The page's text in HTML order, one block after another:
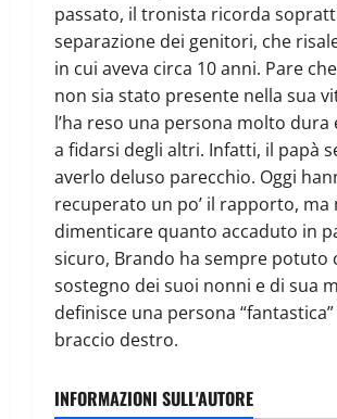
passato, il tronista ricorda
separazione dei genitori, che
in cui aveva circa 10 anni. Pare
non sia stato presente nella sua
l’ha reso una persona molto dura
a fidarsi degli altri. Infatti, il papà
averlo deluso parecchio. Oggi
recuperato un po’ il rapporto, ma
dimenticare quanto accaduto in
sicuro, Brando ha sempre potuto
sostegno dei suoi nonni e di sua
definisce una persona
braccio destro.
INFORMAZIONI SULL'AUTORE